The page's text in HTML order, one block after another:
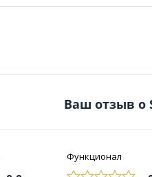
Ваш отзыв о
Функционал